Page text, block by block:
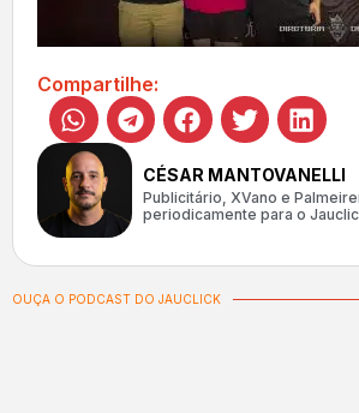
Compartilhe:
CÉSAR MANTOVANELLI
Publicitário, XVano e
periodicamente para o
OUÇA O PODCAST DO JAUCLICK